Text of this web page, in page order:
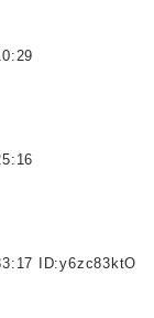
ID:y6zc83ktO